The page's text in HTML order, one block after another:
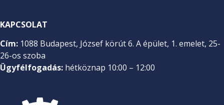
KAPCSOLAT
Cím: 1088 Budapest, József körút 6. A épület, 1. emelet, 25-
26-os szoba
Ügyfélfogadás: hétköznap 10:00 – 12:00